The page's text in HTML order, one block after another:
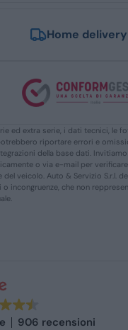
Home delivery
ed extra serie, i dati tecnici, le
riportare errori e
della base dati.
o via e-mail per
del veicolo. Auto & Servizio S.r.l.
o incongruenze, che non
906 recensioni